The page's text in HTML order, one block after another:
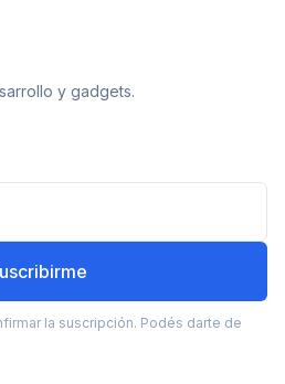
y gadgets.
la suscripción. Podés darte de